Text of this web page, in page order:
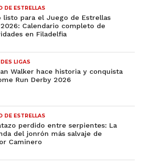
DE ESTRELLAS
listo para el Juego de Estrellas
2026: Calendario completo de
en Filadelfia
LIGAS
Walker hace historia y conquista
Run Derby 2026
DE ESTRELLAS
perdido entre serpientes: La
del jonrón más salvaje de
Caminero